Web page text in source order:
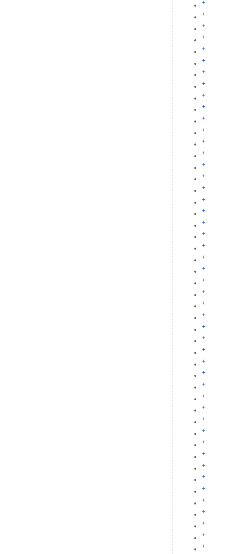
+
+
+
+
+
+
+
+
+
+
+
+
+
+
+
+
+
+
+
+
+
+
+
+
+
+
+
+
+
+
+
+
+
+
+
+
+
+
+
+
+
+
+
+
+
+
+
+